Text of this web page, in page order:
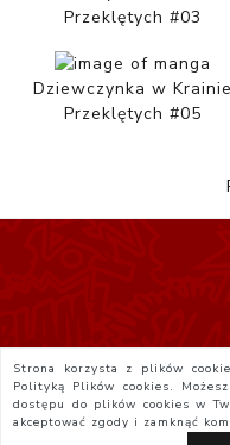
Przeklętych #03
Dziewczynka w Krainie
Przeklętych #05
Strona korzysta z plików
Polityką Plików cookies.
dostępu do plików cookies w
akceptować zgody i zamknąć